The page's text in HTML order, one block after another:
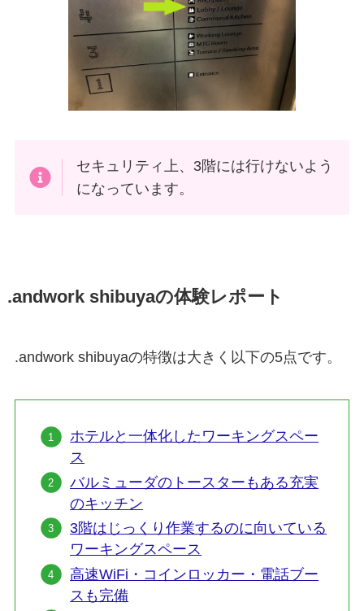
セキュリティ上、3階には行けないよう
になっています。
.andwork shibuyaの体験レポート
.andwork shibuyaの特徴は大きく以下の5点です。
ホテルと一体化したワーキングスペー
ス
バルミューダのトースターもある充実
のキッチン
3階はじっくり作業するのに向いている
ワーキングスペース
高速WiFi・コインロッカー・電話ブー
スも完備